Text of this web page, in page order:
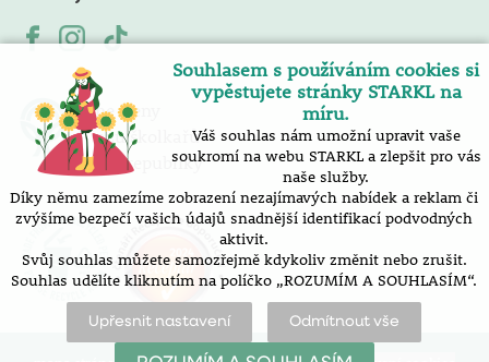
Jsme členy
Svazu školkařů
České republiky
Souhlasem s používáním cookies si
vypěstujete stránky STARKL na
míru.
Váš souhlas nám umožní upravit vaše
soukromí na webu STARKL a zlepšit pro vás
naše služby.
Díky němu zamezíme zobrazení nezajímavých nabídek a reklam či
zvýšíme bezpečí vašich údajů snadnější identifikací podvodných
aktivit.
Svůj souhlas můžete samozřejmě kdykoliv změnit nebo zrušit.
Souhlas udělíte kliknutím na políčko „ROZUMÍM A SOUHLASÍM“.
Upřesnit nastavení Odmítnout vše